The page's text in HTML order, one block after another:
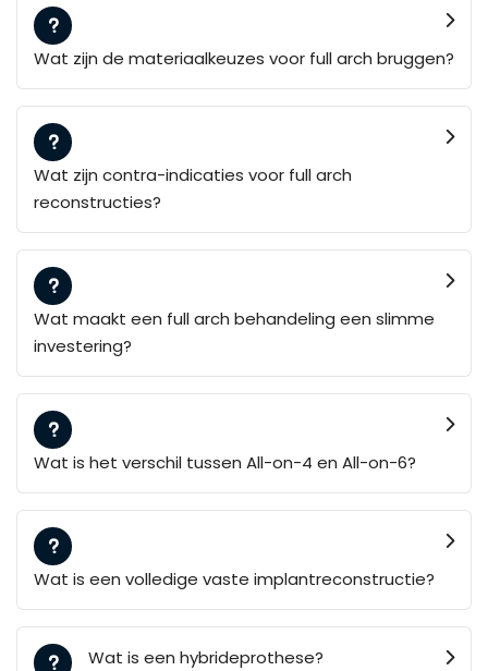
Wat zijn de materiaalkeuzes voor full arch bruggen?
Wat zijn contra-indicaties voor full arch
reconstructies?
Wat maakt een full arch behandeling een slimme
investering?
Wat is het verschil tussen All-on-4 en All-on-6?
Wat is een volledige vaste implantreconstructie?
Wat is een hybrideprothese?